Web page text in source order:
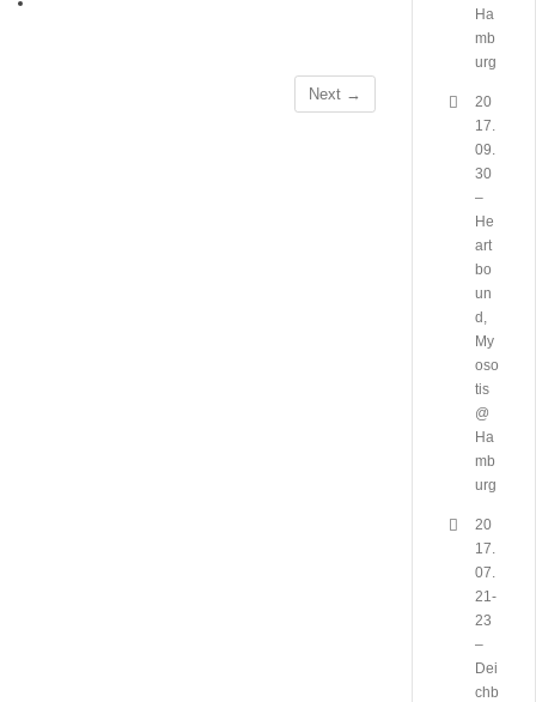
Next →
Ha
mb
urg
20
17.
09.
30
–
He
art
bo
un
d,
My
oso
tis
@
Ha
mb
urg
20
17.
07.
21-
23
–
Dei
chb